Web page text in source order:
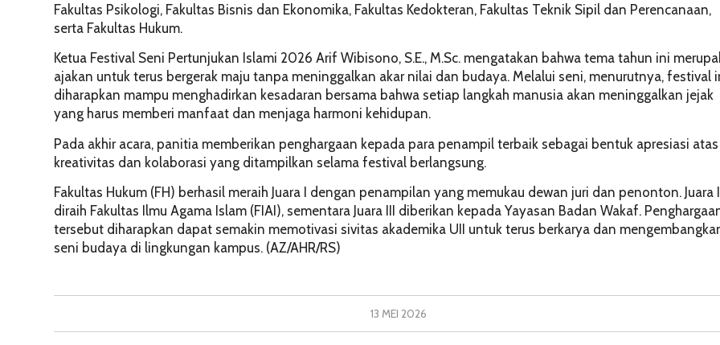
Fakultas Psikologi, Fakultas Bisnis dan Ekonomika, Fakultas Kedokteran, Fakultas Teknik Sipil dan Perencanaan,
serta Fakultas Hukum.
Ketua Festival Seni Pertunjukan Islami 2026 Arif Wibisono, S.E., M.Sc. mengatakan bahwa tema tahun ini
ajakan untuk terus bergerak maju tanpa meninggalkan akar nilai dan budaya. Melalui seni, menurutnya, festival
diharapkan mampu menghadirkan kesadaran bersama bahwa setiap langkah manusia akan meninggalkan jejak
yang harus memberi manfaat dan menjaga harmoni kehidupan.
Pada akhir acara, panitia memberikan penghargaan kepada para penampil terbaik sebagai bentuk apresiasi atas
kreativitas dan kolaborasi yang ditampilkan selama festival berlangsung.
Fakultas Hukum (FH) berhasil meraih Juara I dengan penampilan yang memukau dewan juri dan penonton. Juara II
diraih Fakultas Ilmu Agama Islam (FIAI), sementara Juara III diberikan kepada Yayasan Badan Wakaf.
tersebut diharapkan dapat semakin memotivasi sivitas akademika UII untuk terus berkarya dan
seni budaya di lingkungan kampus. (AZ/AHR/RS)
13 MEI 2026